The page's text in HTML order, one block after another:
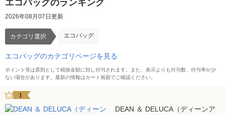
エコバッグのランキング
2026年08月07日更新
カテゴリ選択 エコバッグ
エコバッグのカテゴリページを見る
ポイント等は原則として税抜金額に対し付与されます。また、表示よりも付与数、付与率が少
ない場合があります。最新の情報はカート画面でご確認ください。
1
DEAN ＆ DELUCA（ディーンア